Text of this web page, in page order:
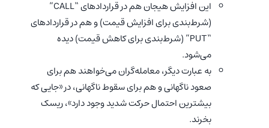
این افزایش هیجان هم در قراردادهای “CALL”
(شرط‌بندی برای افزایش قیمت) و هم در قراردادهای
“PUT” (شرط‌بندی برای کاهش قیمت) دیده
می‌شود.
به عبارت دیگر، معامله‌گران می‌خواهند هم برای
صعود ناگهانی و هم برای سقوط ناگهانی، در «جایی که
بیشترین احتمال حرکت شدید وجود دارد»، ریسک
بخرند.